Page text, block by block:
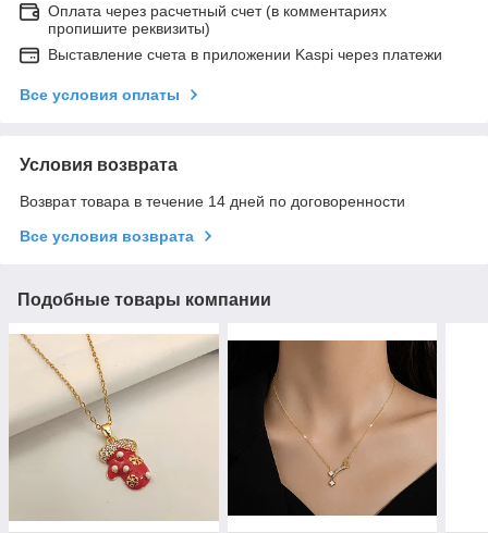
Оплата через расчетный счет (в комментариях
пропишите реквизиты)
Выставление счета в приложении Kaspi через платежи
Все условия оплаты
Условия возврата
Возврат товара в течение 14 дней по договоренности
Все условия возврата
Подобные товары компании